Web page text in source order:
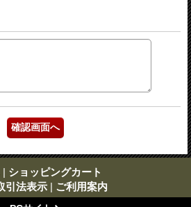
| ショッピングカート
引法表示 | ご利用案内